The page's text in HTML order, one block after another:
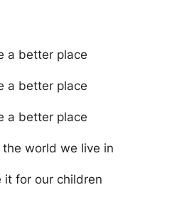
a better place
a better place
a better place
world we live in
it for our children